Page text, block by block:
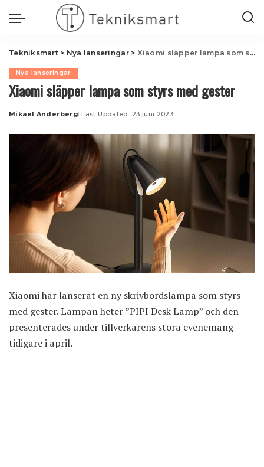
Tekniksmart> Nya lanseringar> Xiaomi släpper lampa som styrs med gester
Nya lanseringar
Xiaomi släpper lampa som styrs med gester
Posted
Mikael Anderberg Last Updated: 23 juni 2023
Xiaomi har lanserat en ny skrivbordslampa som styrs
med gester. Lampan heter ”PIPI Desk Lamp” och den
presenterades under tillverkarens stora evenemang
tidigare i april.